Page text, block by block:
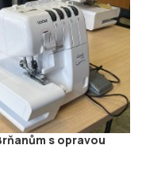
s opravou